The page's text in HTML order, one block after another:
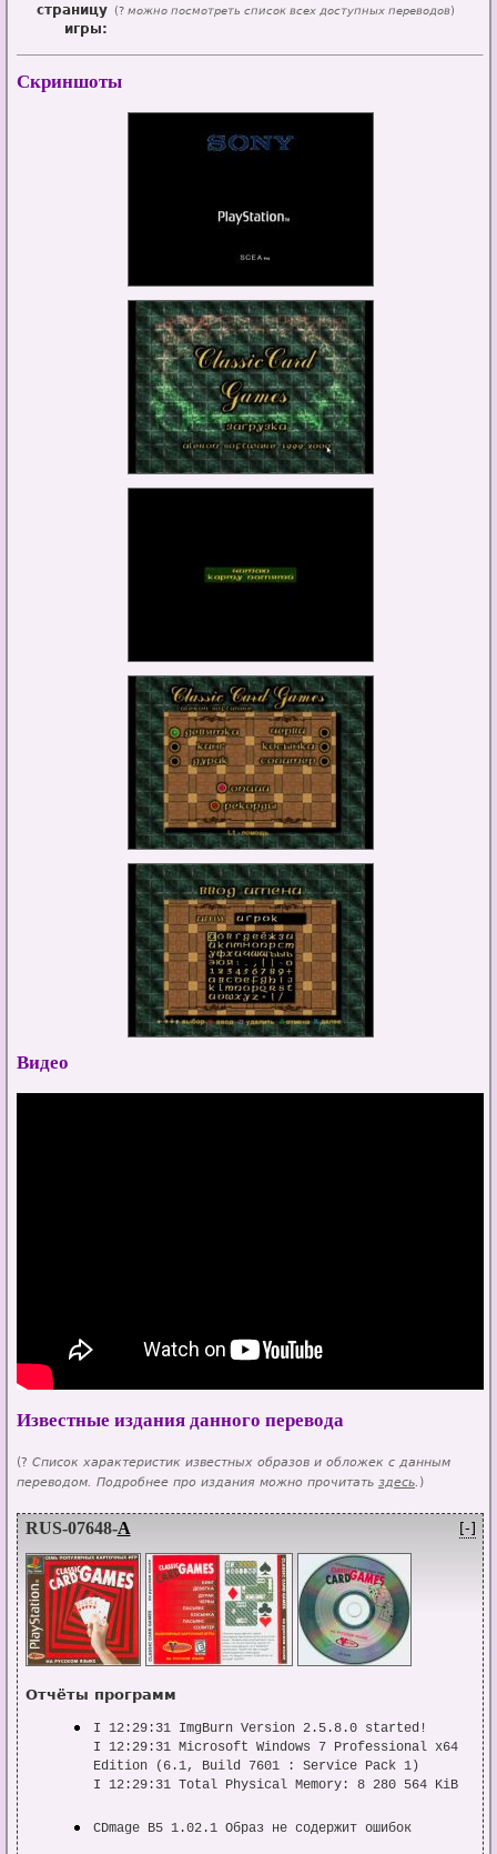
страницу
игры:
(? можно посмотреть список всех доступных переводов)
Скриншоты
Видео
Известные издания данного перевода
(? Список характеристик известных образов и обложек с данным
переводом. Подробнее про издания можно прочитать здесь. )
[-]
RUS-07648-A
Отчёты программ
I 12:29:31 ImgBurn Version 2.5.8.0 started!
I 12:29:31 Microsoft Windows 7 Professional x64
Edition (6.1, Build 7601 : Service Pack 1)
I 12:29:31 Total Physical Memory: 8 280 564 KiB
W 12:29:31 Duplex Secure's SPTD driver can have a
CDmage B5 1.02.1 Образ не содержит ошибок